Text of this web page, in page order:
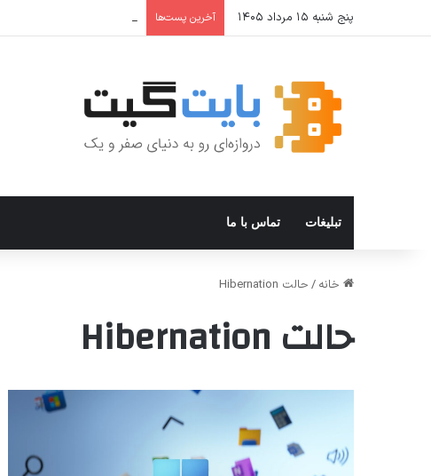
پنج شنبه ۱۵ مرداد ۱۴۰۵ آخرین پست‌ها ترفندهای Copilot برای کار و افزایش بهره‌وری
تبلیغات تماس با ما
خانه / حالت Hibernation
حالت Hibernation